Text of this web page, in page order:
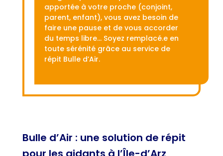
apportée à votre proche (conjoint,
parent, enfant), vous avez besoin de
faire une pause et de vous accorder
du temps libre… Soyez remplacé.e en
toute sérénité grâce au service de
répit Bulle d’Air.
Bulle d’Air : une solution de répit